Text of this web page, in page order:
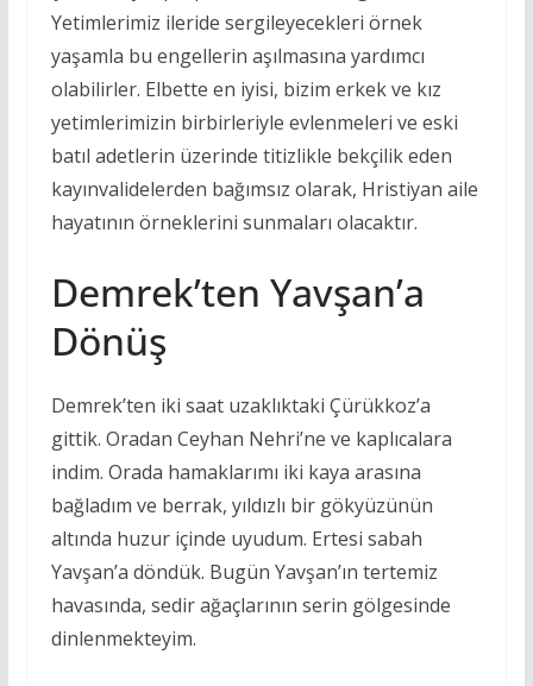
Yetimlerimiz ileride sergileyecekleri örnek
yaşamla bu engellerin aşılmasına yardımcı
olabilirler. Elbette en iyisi, bizim erkek ve kız
yetimlerimizin birbirleriyle evlenmeleri ve eski
batıl adetlerin üzerinde titizlikle bekçilik eden
kayınvalidelerden bağımsız olarak, Hristiyan aile
hayatının örneklerini sunmaları olacaktır.
Demrek’ten Yavşan’a
Dönüş
Demrek’ten iki saat uzaklıktaki Çürükkoz’a
gittik. Oradan Ceyhan Nehri’ne ve kaplıcalara
indim. Orada hamaklarımı iki kaya arasına
bağladım ve berrak, yıldızlı bir gökyüzünün
altında huzur içinde uyudum. Ertesi sabah
Yavşan’a döndük. Bugün Yavşan’ın tertemiz
havasında, sedir ağaçlarının serin gölgesinde
dinlenmekteyim.